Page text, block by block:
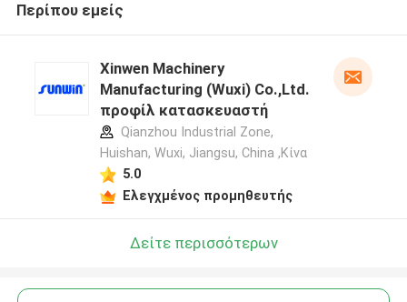
Περίπου εμείς
Xinwen Machinery
Manufacturing (Wuxi) Co.,Ltd.
προφίλ κατασκευαστή
Qianzhou Industrial Zone,
Huishan, Wuxi, Jiangsu, China ,Κίνα
5.0
Ελεγχμένος προμηθευτής
Δείτε περισσότερων